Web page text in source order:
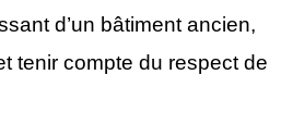
d’un bâtiment ancien,
tenir compte du respect de